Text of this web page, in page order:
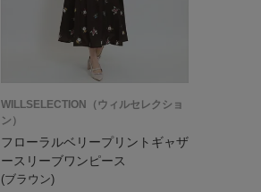
WILLSELECTION（ウィルセレクショ
ン）
フローラルベリープリントギャザ
ースリーブワンピース
(ブラウン)